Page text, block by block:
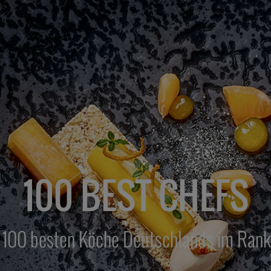
100 BEST CHEFS
besten Köche Deutschlands im